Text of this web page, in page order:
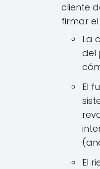
cliente
firmar
La
del
El
El